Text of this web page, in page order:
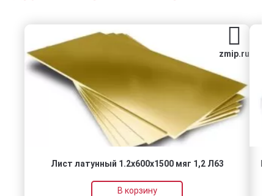
zmip.ru
Лист латунный 1.2х600х1500 мяг 1,2 Л63
В корзину